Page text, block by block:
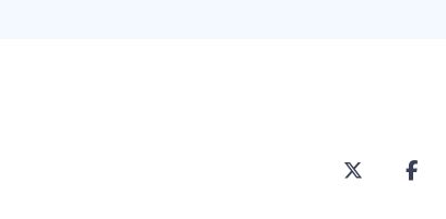
Deel